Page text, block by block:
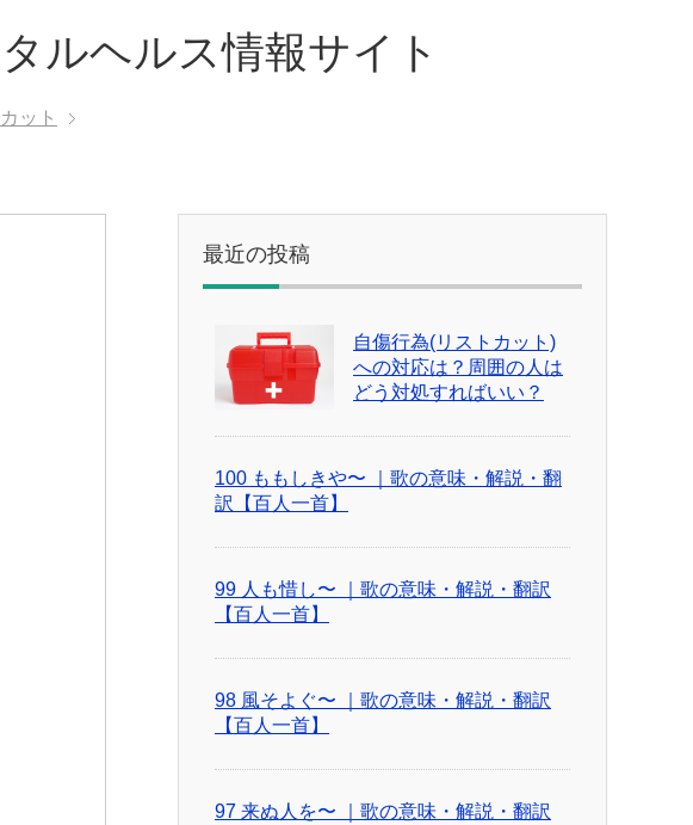
ルヘルス情報サイト
ット
最近の投稿
自傷行為(リストカット)
への対応は？周囲の人は
どう対処すればいい？
100 ももしきや〜 ｜歌の意味・解説・翻
訳【百人一首】
99 人も惜し〜 ｜歌の意味・解説・翻訳
【百人一首】
98 風そよぐ〜 ｜歌の意味・解説・翻訳
【百人一首】
97 来ぬ人を〜 ｜歌の意味・解説・翻訳